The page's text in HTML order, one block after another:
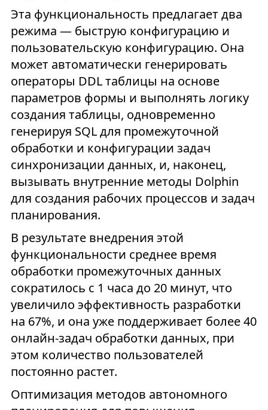
Эта функциональность предлагает два
режима — быструю конфигурацию и
пользовательскую конфигурацию. Она
может автоматически генерировать
операторы DDL таблицы на основе
параметров формы и выполнять логику
создания таблицы, одновременно
генерируя SQL для промежуточной
обработки и конфигурации задач
синхронизации данных, и, наконец,
вызывать внутренние методы Dolphin
для создания рабочих процессов и задач
планирования.
В результате внедрения этой
функциональности среднее время
обработки промежуточных данных
сократилось с 1 часа до 20 минут, что
увеличило эффективность разработки
на 67%, и она уже поддерживает более 40
онлайн-задач обработки данных, при
этом количество пользователей
постоянно растет.
Оптимизация методов автономного